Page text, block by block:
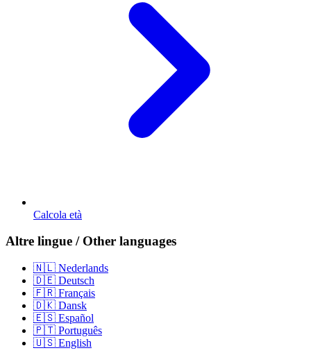
Calcola età
Altre lingue / Other languages
🇳🇱 Nederlands
🇩🇪 Deutsch
🇫🇷 Français
🇩🇰 Dansk
🇪🇸 Español
🇵🇹 Português
🇺🇸 English